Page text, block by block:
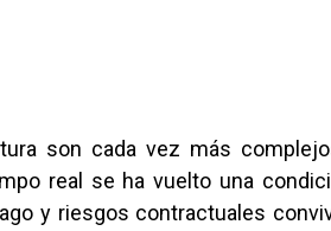
son cada vez más
real se ha vuelto una
y riesgos contractuales